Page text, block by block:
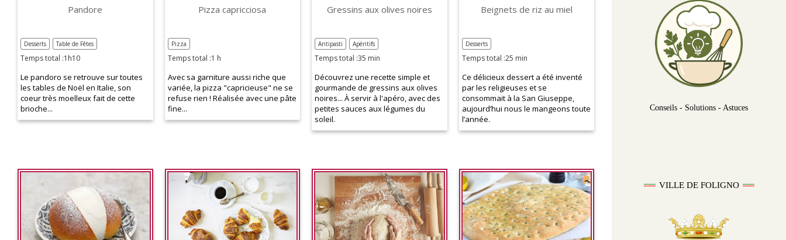
Pandore
Temps total :1h10
Desserts Table de Fêtes
Le pandoro se retrouve sur toutes
les tables de Noël en Italie, son
coeur très moelleux fait de cette
brioche...
Pizza capricciosa
Temps total :1 h
Pizza
Avec sa garniture aussi riche que
variée, la pizza "capricieuse" ne se
refuse rien ! Réalisée avec une pâte
fine...
Gressins aux olives noires
Temps total :35 min
Antipasti Apéritifs
Découvrez une recette simple et
gourmande de gressins aux olives
noires... À servir à l'apéro, avec des
petites sauces aux légumes du
soleil.
Beignets de riz au miel
Temps total :25 min
Desserts
Ce délicieux dessert a été inventé
par les religieuses et se
consommait à la San Giuseppe,
aujourd’hui nous le mangeons toute
l’année.
Conseils - Solutions - Astuces
VILLE DE FOLIGNO